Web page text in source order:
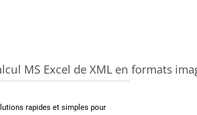
MS Excel de XML en formats
rapides et simples pour